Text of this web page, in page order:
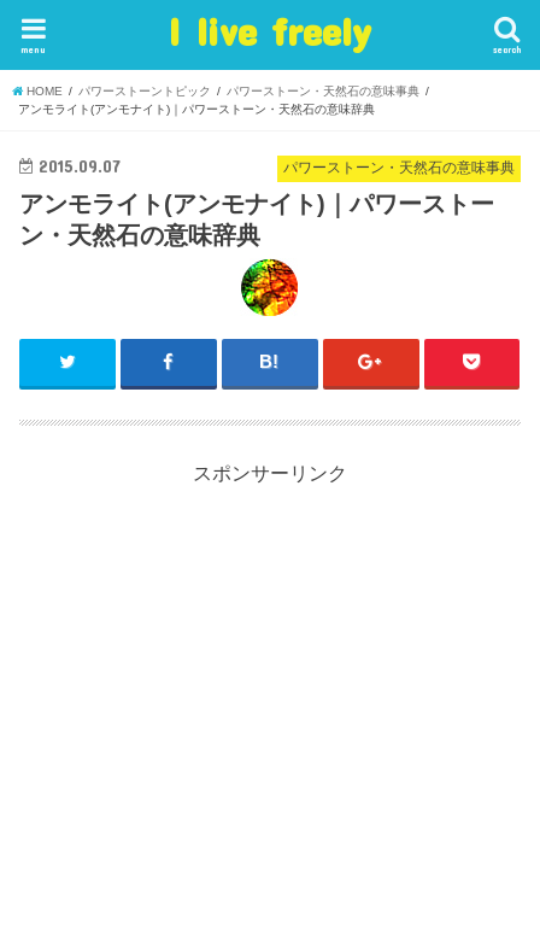
I live freely search
menu
HOME パワーストーントピック
パワーストーン・天然石の意味事典
アンモライト(アンモナイト)｜パワーストーン・天然石の意味辞典
パワーストーン・天然石の意味事典
2015.09.07
アンモライト(アンモナイト)｜パワーストー
ン・天然石の意味辞典
スポンサーリンク